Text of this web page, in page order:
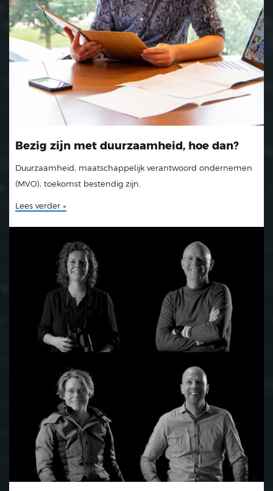
Bezig zijn met duurzaamheid, hoe dan?
Duurzaamheid, maatschappelijk verantwoord ondernemen
(MVO), toekomst bestendig zijn.
Lees verder »